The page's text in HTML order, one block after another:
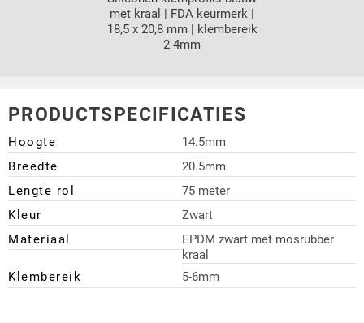
met kraal | FDA keurmerk |
18,5 x 20,8 mm | klembereik
2-4mm
PRODUCTSPECIFICATIES
Hoogte
14.5mm
Breedte
20.5mm
Lengte rol
75 meter
Kleur
Zwart
Materiaal
EPDM zwart met mosrubber
kraal
Klembereik
5-6mm